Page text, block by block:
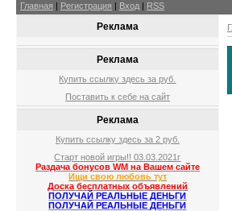
Главная | Регистрация | Вход | RSS
Реклама
Реклама
Купить ссылку здесь заруб.
Поставить к себе на сайт
Реклама
Купить ссылку здесь за 2 руб.
Старт новой игры!! 03.03.2021г
Раздача бонусов WM на Вашем сайте
Ищи свою любовь тут
Доска бесплатных объявлений
ПОЛУЧАЙ РЕАЛЬНЫЕ ДЕНЬГИ
ПОЛУЧАЙ РЕАЛЬНЫЕ ДЕНЬГИ